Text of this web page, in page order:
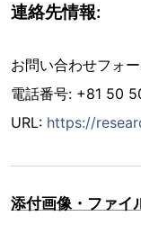
連絡先情報:
お問い合わせフォ
電話番号: +81 50
URL: https://
添付画像・ファイ